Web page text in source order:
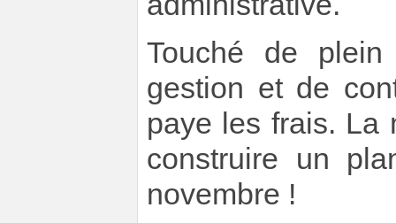
Touché de
gestion et de
paye les frais. La
construire un
novembre !